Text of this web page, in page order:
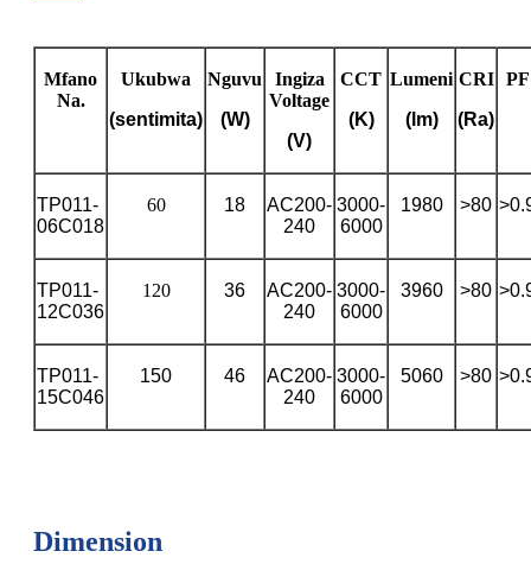
Mfano
Na.
Ukubwa
(sentimita)
Nguvu
(W)
Ingiza
Voltage
(V)
CCT
(K)
Lumeni
(lm)
CRI
(Ra)
PF
TP011-
06C018
60 18
AC200-
240
3000-
6000
1980 >80
TP011-
12C036
120 36
AC200-
240
3000-
6000
3960 >80
TP011-
15C046
150 46
AC200-
240
3000-
6000
5060 >80
Dimension